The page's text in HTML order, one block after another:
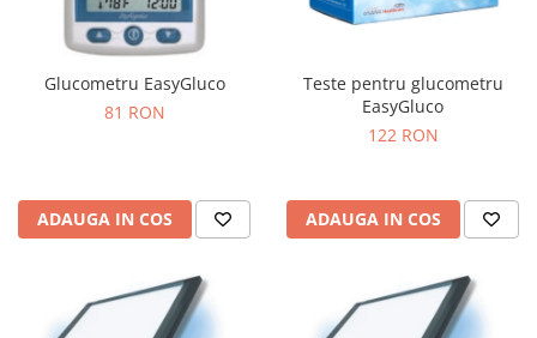
Glucometru EasyGluco
81 RON
ADAUGA IN COS
Teste pentru glucometru
EasyGluco
122 RON
ADAUGA IN COS